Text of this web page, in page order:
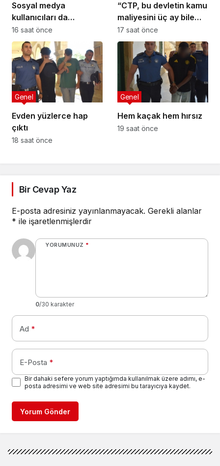
Sosyal medya
kullanıcıları da
tehlikede
16 saat önce
“CTP, bu devletin kamu
maliyesini üç ay bile
yönetemez”
17 saat önce
Evden yüzlerce hap
çıktı
Genel
18 saat önce
Hem kaçak hem hırsız
Genel
19 saat önce
Bir Cevap Yaz
E-posta adresiniz yayınlanmayacak. Gerekli alanlar
* ile işaretlenmişlerdir
YORUMUNUZ *
0/30 karakter
Ad *
E-Posta *
Bir dahaki sefere yorum yaptığımda kullanılmak üzere adımı, e-
posta adresimi ve web site adresimi bu tarayıcıya kaydet.
Yorum Gönder